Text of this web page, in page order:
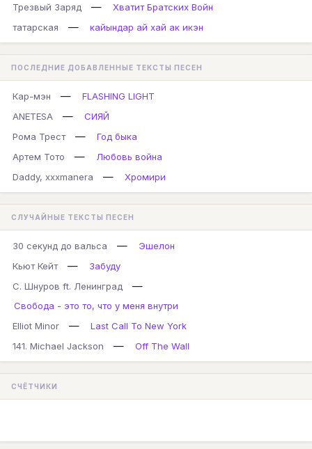
Трезвый Заряд
—
Хватит Братских Войн
татарская
— кайындар ай хай ак икэн
ПОСЛЕДНИЕ ДОБАВЛЕННЫЕ ТЕКСТЫ ПЕСЕН
Кар-мэн —
FLASHING LIGHT
ANETESA
—
СИЯЙ
Рома Трест
—
Год быка
Артем Тото
—
Любовь война
Daddy, xxxmanera
— Хромири
СЛУЧАЙНЫЕ ТЕКСТЫ ПЕСЕН
30 секунд до вальса —
Эшелон
Кьют Кейт
—
Забуду
С. Шнуров ft. Ленинград
—
Свобода - это то, что у меня внутри
Elliot Minor
—
Last Call To New York
141. Michael Jackson
— Off The Wall
СЧЁТЧИКИ